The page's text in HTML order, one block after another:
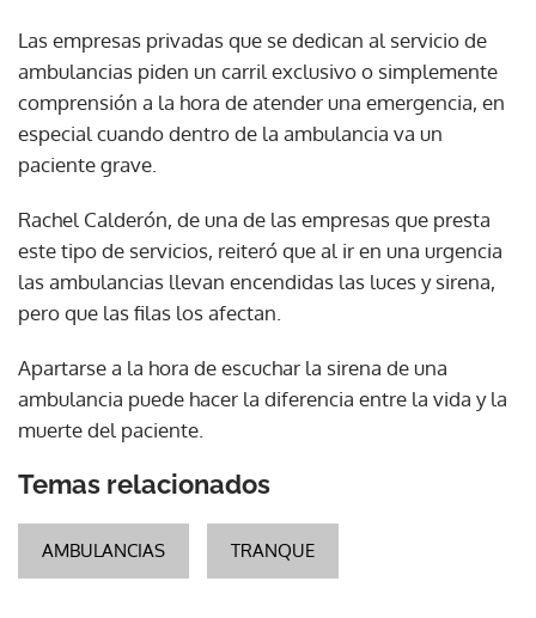
Las empresas privadas que se dedican al servicio de
ambulancias piden un carril exclusivo o simplemente
comprensión a la hora de atender una emergencia, en
especial cuando dentro de la ambulancia va un
paciente grave.
Rachel Calderón, de una de las empresas que presta
este tipo de servicios, reiteró que al ir en una urgencia
las ambulancias llevan encendidas las luces y sirena,
pero que las filas los afectan.
Apartarse a la hora de escuchar la sirena de una
ambulancia puede hacer la diferencia entre la vida y la
muerte del paciente.
Temas relacionados
AMBULANCIAS TRANQUE